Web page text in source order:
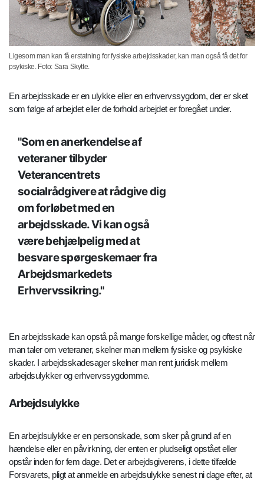
Ligesom man kan få erstatning for fysiske arbejdsskader, kan man også få det for
psykiske. Foto: Sara Skytte.
En arbejdsskade er en ulykke eller en erhvervssygdom, der er sket
som følge af arbejdet eller de forhold arbejdet er foregået under.
Som en anerkendelse af
veteraner tilbyder
Veterancentrets
socialrådgivere at rådgive dig
om forløbet med en
arbejdsskade. Vi kan også
være behjælpelig med at
besvare spørgeskemaer fra
Arbejdsmarkedets
Erhvervssikring.
En arbejdsskade kan opstå på mange forskellige måder, og oftest når
man taler om veteraner, skelner man mellem fysiske og psykiske
skader. I arbejdsskadesager skelner man rent juridisk mellem
arbejdsulykker og erhvervssygdomme.
Arbejdsulykke
En arbejdsulykke er en personskade, som sker på grund af en
hændelse eller en påvirkning, der enten er pludseligt opstået eller
opstår inden for fem dage. Det er arbejdsgiverens, i dette tilfælde
Forsvarets, pligt at anmelde en arbejdsulykke senest ni dage efter, at